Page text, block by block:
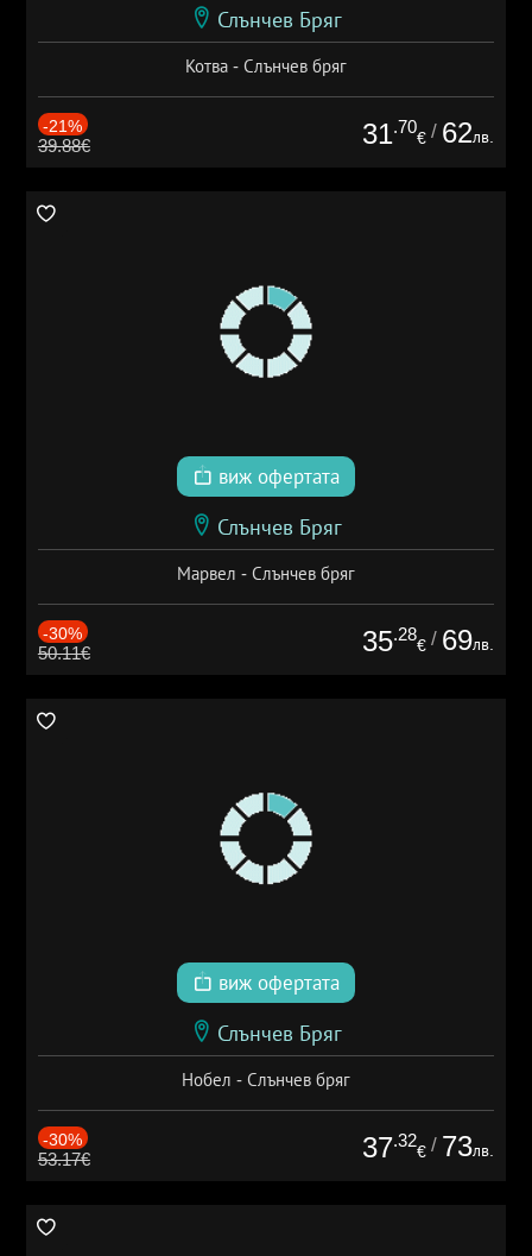
Слънчев Бряг
Котва - Слънчев бряг
-21%
39.88€ 31.70
€ / 62лв.
виж офертата
Слънчев Бряг
Марвел - Слънчев бряг
-30%
50.11€ 35.28
€ / 69лв.
виж офертата
Слънчев Бряг
Нобел - Слънчев бряг
-30%
53.17€ 37.32
€ / 73лв.